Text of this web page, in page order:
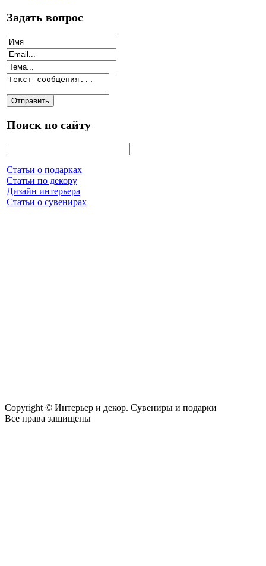
Задать вопрос
Поиск по сайту
Статьи о подарках
Статьи по декору
Дизайн интерьера
Статьи о сувенирах
Copyright © Интерьер и декор. Сувениры и подарки
Все права защищены